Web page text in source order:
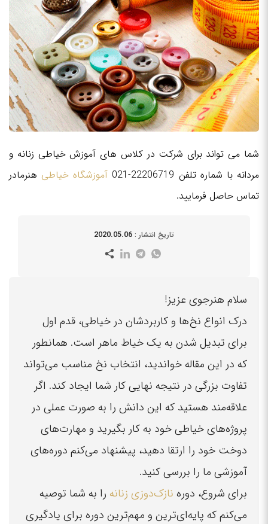
شما می تواند برای شرکت در کلاس های آموزش خیاطی زنانه و
مردانه با شماره تلفن 22206719-021
آموزشگاه خیاطی هنرمادر
تماس حاصل فرمایید.
تاریخ انتشار : 2020.05.06
سلام هنرجوی عزیز!
درک انواع نخ‌ها و کاربردشان در خیاطی، قدم اول
برای تبدیل شدن به یک خیاط ماهر است. همانطور
که در این مقاله خواندید، انتخاب نخ مناسب می‌تواند
تفاوت بزرگی در نتیجه نهایی کار شما ایجاد کند. اگر
علاقه‌مند هستید که این دانش را به صورت عملی در
پروژه‌های خیاطی خود به کار بگیرید و مهارت‌های
دوخت خود را ارتقا دهید، پیشنهاد می‌کنم دوره‌های
آموزشی ما را بررسی کنید.
برای شروع، دوره نازک‌دوزی زنانه را به شما توصیه
می‌کنم که پایه‌ای‌ترین و مهم‌ترین دوره برای یادگیری